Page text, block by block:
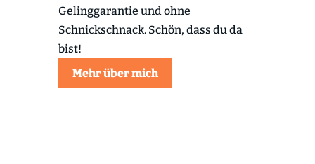
Gelinggarantie und ohne
Schnickschnack. Schön, dass du da
bist!
Mehr über mich